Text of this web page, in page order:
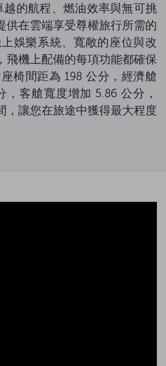
的航程、燃油效率與無可挑
供在雲端享受尊權旅行所需的
娛樂系統、寬敞的座位與改
飛機上配備的每項功能都確保
椅間距為 198 公分，經濟艙
，客艙寬度增加 5.86 公分，
，讓您在旅途中獲得最大程度